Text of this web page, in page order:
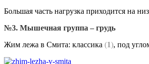
Большая часть нагрузка приходится на
№3. Мышечная группа – грудь
Жим лежа в Смита: классика (1), под